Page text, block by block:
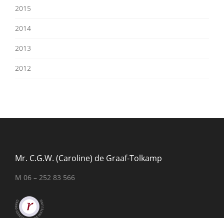
2015
2014
2013
2012
Mr. C.G.W. (Caroline) de Graaf-Tolkamp
M 06 – 252 83 566